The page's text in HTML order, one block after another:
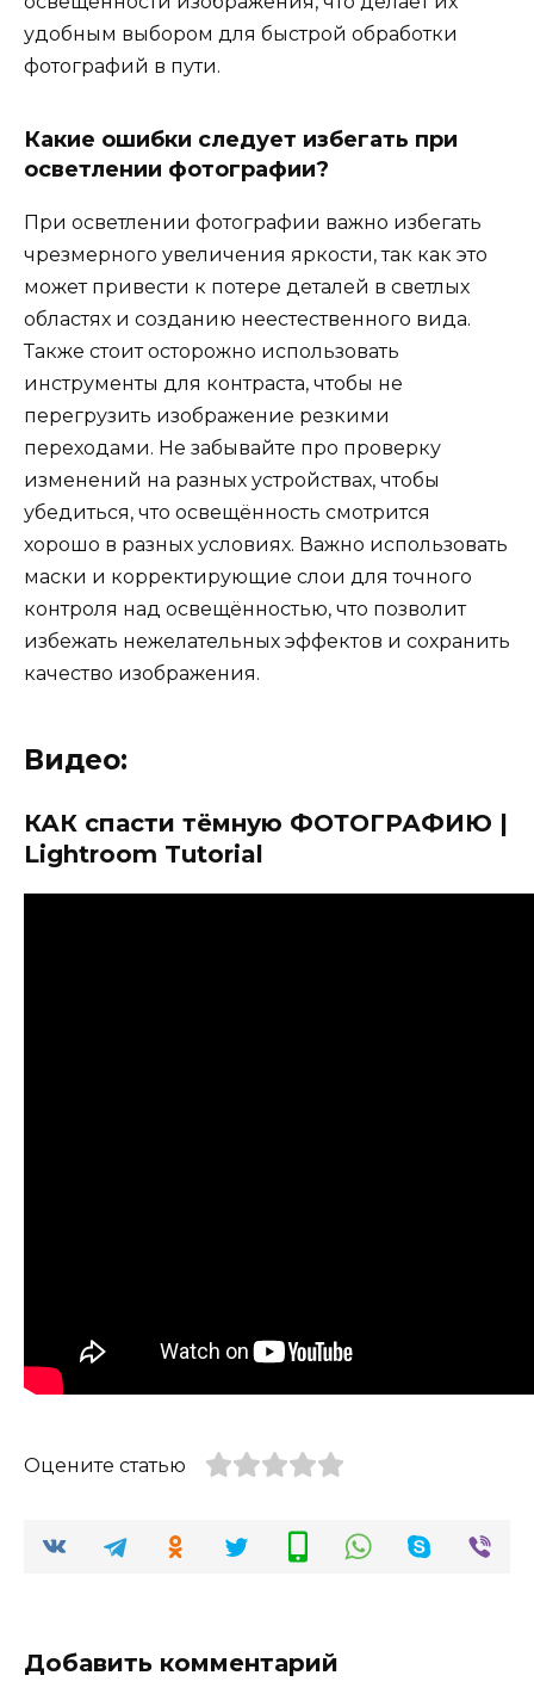
удобным выбором для быстрой обработки
фотографий в пути.
Какие ошибки следует избегать при
осветлении фотографии?
При осветлении фотографии важно избегать
чрезмерного увеличения яркости, так как это
может привести к потере деталей в светлых
областях и созданию неестественного вида.
Также стоит осторожно использовать
инструменты для контраста, чтобы не
перегрузить изображение резкими
переходами. Не забывайте про проверку
изменений на разных устройствах, чтобы
убедиться, что освещённость смотрится
хорошо в разных условиях. Важно использовать
маски и корректирующие слои для точного
контроля над освещённостью, что позволит
избежать нежелательных эффектов и сохранить
качество изображения.
Видео:
КАК спасти тёмную ФОТОГРАФИЮ |
Lightroom Tutorial
Оцените статью
Добавить комментарий